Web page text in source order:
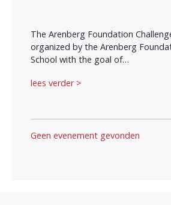
The Arenberg Foundation
organized by the Arenberg
School with the goal of…
lees verder >
Geen evenement gevonden